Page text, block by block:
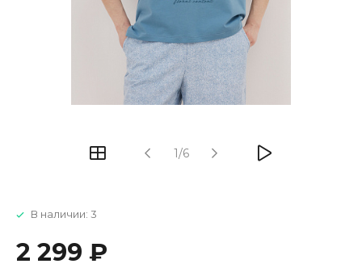
1/6
В наличии: 3
2 299 ₽